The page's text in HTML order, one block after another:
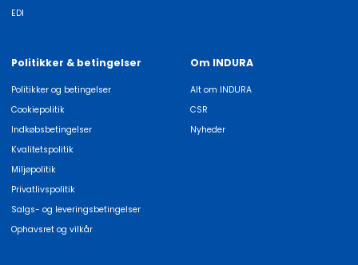
EDI
Politikker & betingelser
Politikker og betingelser
Cookiepolitik
Indkøbsbetingelser
Kvalitetspolitik
Miljøpolitik
Privatlivspolitik
Salgs- og leveringsbetingelser
Ophavsret og vilkår
Om INDURA
Alt om INDURA
CSR
Nyheder